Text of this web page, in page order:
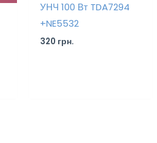
УНЧ 100 Вт TDA7294
+NE5532
320 грн.